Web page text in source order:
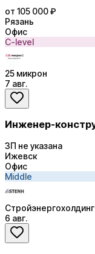
от 105 000 ₽
Рязань
Офис
C-level
25 микрон
7 авг.
Инженер-
ЗП не указана
Ижевск
Офис
Middle
Стройэнергохолдинг
6 авг.